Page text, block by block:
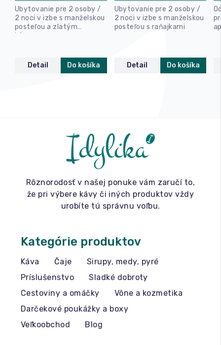
Ubytovanie pre 2 osoby /
2 noci v izbe s manželskou
posteľou a zlatým
kúpeľom
Detail Do košíka
Ubytovanie pre 2 osoby /
2 noci v izbe s manželskou
posteľou s raňajkami
Detail Do košíka
Rôznorodosť v našej ponuke vám zaručí to,
že pri výbere kávy či iných produktov vždy
urobíte tú správnu voľbu.
Kategórie produktov
Káva Čaje
Sirupy, medy, pyré
Príslušenstvo
Sladké dobroty
Cestoviny a omáčky
Vône a kozmetika
Darčekové poukážky a boxy
Veľkoobchod
Blog